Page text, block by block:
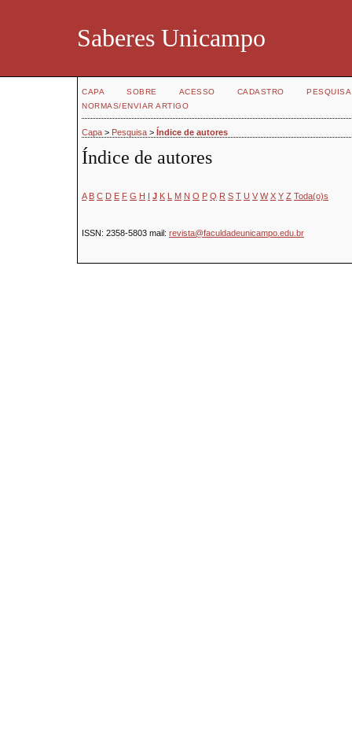
Saberes Unicampo
CAPA SOBRE ACESSO CADASTRO
PESQUISA
NORMAS/ENVIAR ARTIGO
Capa > Pesquisa > Índice de autores
Índice de autores
A B C D E F G H I J K L M N O P Q R S T U V W X Y Z Toda(o)s
ISSN: 2358-5803 mail: revista@faculdadeunicampo.edu.br